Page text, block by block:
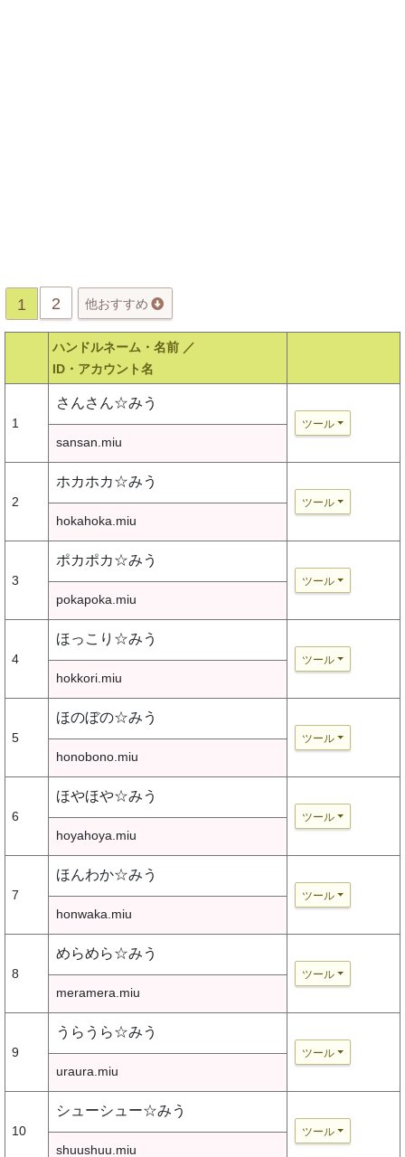
1 2 他おすすめ
ハンドルネーム・名前 ／
ID・アカウント名
1
さんさん☆みう
ツール
sansan.miu
2
ホカホカ☆みう
ツール
hokahoka.miu
3
ポカポカ☆みう
ツール
pokapoka.miu
4
ほっこり☆みう
ツール
hokkori.miu
5
ほのぼの☆みう
ツール
honobono.miu
6
ほやほや☆みう
ツール
hoyahoya.miu
7
ほんわか☆みう
ツール
honwaka.miu
8
めらめら☆みう
ツール
meramera.miu
9
うらうら☆みう
ツール
uraura.miu
10
シューシュー☆みう
ツール
shuushuu.miu